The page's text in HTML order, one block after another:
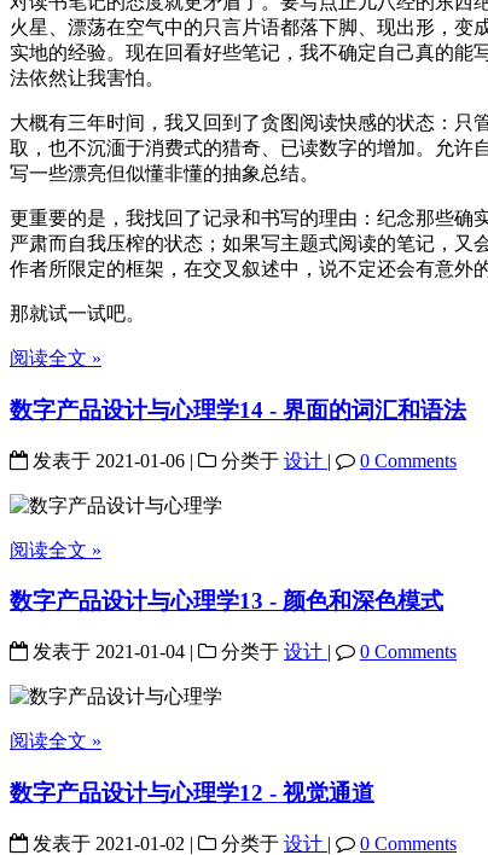
火星、漂荡在空气中的只言片语都落下脚、现出形，
实地的经验。现在回看好些笔记，我不确定自己真的能
法依然让我害怕。
大概有三年时间，我又回到了贪图阅读快感的状态：
取，也不沉湎于消费式的猎奇、已读数字的增加。允许
写一些漂亮但似懂非懂的抽象总结。
更重要的是，我找回了记录和书写的理由：纪念那些确
严肃而自我压榨的状态；如果写主题式阅读的笔记，
作者所限定的框架，在交叉叙述中，说不定还会有意外的
那就试一试吧。
阅读全文 »
数字产品设计与心理学14 - 界面的词汇和语法
发表于 2021-01-06 | 分类于 设计 | 0 Comments
阅读全文 »
数字产品设计与心理学13 - 颜色和深色模式
发表于 2021-01-04 | 分类于 设计 | 0 Comments
阅读全文 »
数字产品设计与心理学12 - 视觉通道
发表于 2021-01-02 | 分类于 设计 | 0 Comments